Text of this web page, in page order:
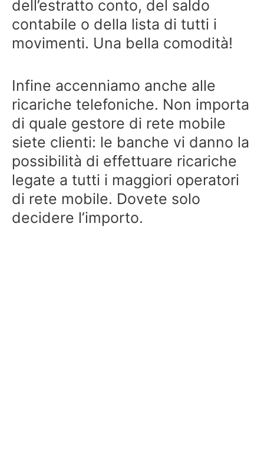
dell’estratto conto, del saldo
contabile o della lista di tutti i
movimenti. Una bella comodità!
Infine accenniamo anche alle
ricariche telefoniche. Non importa
di quale gestore di rete mobile
siete clienti: le banche vi danno la
possibilità di effettuare ricariche
legate a tutti i maggiori operatori
di rete mobile. Dovete solo
decidere l’importo.